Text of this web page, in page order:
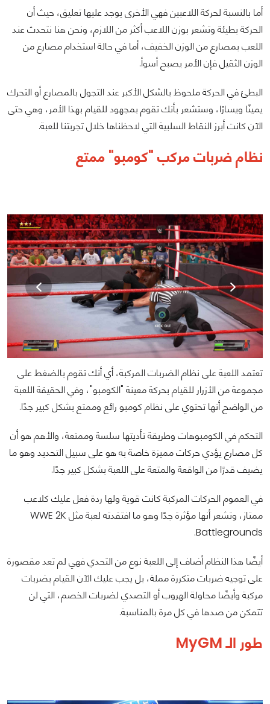
أما بالنسبة لحركة اللاعبين فهي الأخرى يوجد عليها تعليق، حيث أن
الحركة بطيئة وتشعر بوزن اللاعب أكثر من اللازم، ونحن هنا نتحدث عند
اللعب بمصارع من الوزن الخفيف، أما في حالة استخدام مصارع من
الوزن الثقيل فإن الأمر يصبح أسوأ.
البطئ في الحركة ملحوظ بالشكل الأكبر عند التجول بالمصارع أو التحرك
يمينًا ويسارًا، وستشعر بأنك تقوم بمجهود للقيام بهذا الأمر، وهي حتى
الآن كانت أبرز النقاط السلبية التي لاحظناها خلال تجربتنا للعبة.
نظام ضربات مركب "كومبو" ممتع
تعتمد اللعبة على نظام الضربات المركبة، أي أنك تقوم بالضغط على
مجموعة من الأزرار للقيام بحركة معينة "الكومبو"، وفي الحقيقة اللعبة
من الواضح أنها تحتوي على نظام كومبو رائع وممتع بشكل كبير جدًا.
التحكم في الكومبوهات وطريقة تأديتها سلسة وممتعة، والأهم هو أن
كل مصارع يؤدي حركات مميزة خاصة به هو على سبيل التحديد وهو ما
يضيف قدرًا من الواقعة والمتعة على اللعبة بشكل كبير جدًا.
في العموم الحركات المركبة كانت قوية ولها ردة فعل عليك كلاعب
ممتاز، وتشعر أنها مؤثرة جدًا وهو ما افتقدته لعبة مثل WWE 2K
Battlegrounds.
أيضًا هذا النظام أضاف إلى اللعبة نوع من التحدي فهي لم تعد مقصورة
على توجيه ضربات متكررة مملة، بل يجب عليك الآن القيام بضربات
مركبة وأيضًا محاولة الهروب أو التصدي لضربات الخصم، التي لن
تتمكن من صدها في كل مرة بالمناسبة.
طور الـ MyGM